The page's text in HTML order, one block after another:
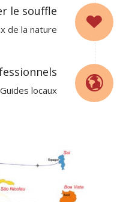
le souffle
de la nature
Guides locaux